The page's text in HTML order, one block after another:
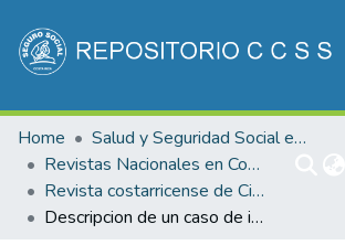
Communities & Collections
All of DSpace
Statistics
Home
Salud y Seguridad Social en Costa Rica
Revistas Nacionales en Costa Rica
Revista costarricense de Ciencias Médicas
Descripcion de un caso de infeccion por Chromobacterium Violaceum